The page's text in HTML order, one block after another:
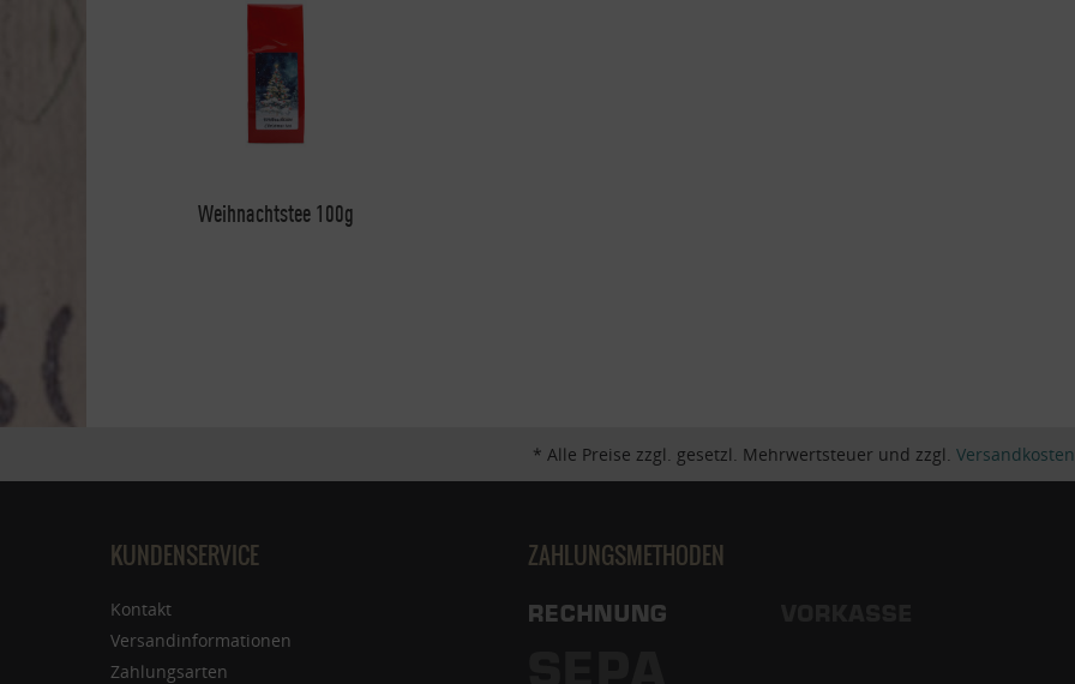
Weihnachtstee 100g
* Alle Preise zzgl. gesetzl. Mehrwertsteuer und zzgl. Versandkosten
KUNDENSERVICE
Kontakt
Versandinformationen
Zahlungsarten
ZAHLUNGSMETHODEN